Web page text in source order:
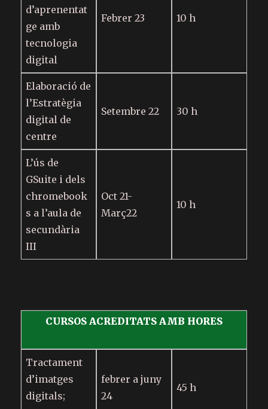
d’aprenentat
ge amb
tecnologia
digital
Febrer 23 10 h
Elaboració de
l’Estratègia
digital de
centre
Setembre 22 30 h
L’ús de
GSuite i dels
chromebook
s a l’aula de
secundària
III
Oct 21-
Març22
10 h
CURSOS ACREDITATS AMB HORES
Tractament
d’imatges
digitals;
febrer a juny
24
45 h